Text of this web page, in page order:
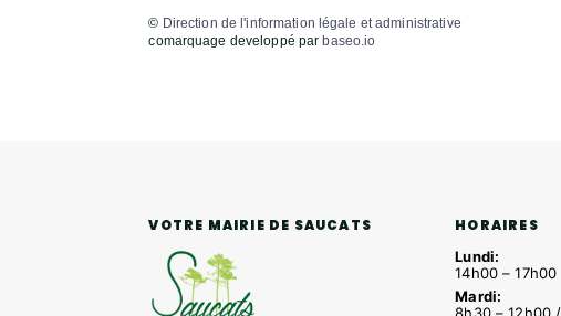
© Direction de l'information légale et administrative
comarquage developpé par baseo.io
VOTRE MAIRIE DE SAUCATS HORAIRES
Lundi:
14h00 – 17h00
Mardi: